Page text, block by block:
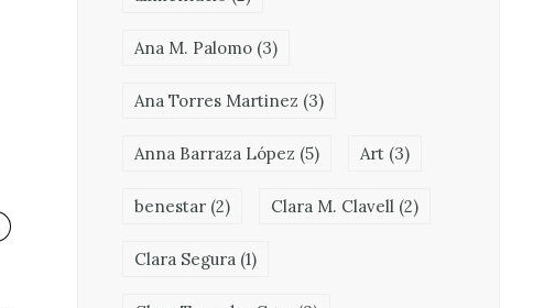
Ana M. Palomo (3)
Ana Torres Martinez (3)
Anna Barraza López (5) Art (3)
benestar (2) Clara M. Clavell (2)
Clara Segura (1)